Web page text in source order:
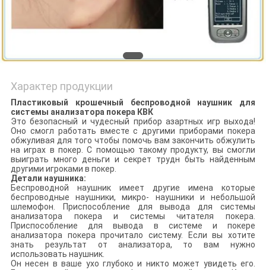
Характер продукции
Пластиковый крошечный беспроводной наушник для
системы анализатора покера КВК
Это безопасный и чудесный прибор азартных игр выхода!
Оно смогл работать вместе с другими приборами покера
обжуливая для того чтобы помочь вам закончить обжулить
на играх в покер. С помощью такому продукту, вы смогли
выиграть много деньги и секрет трудн быть найденным
другими игроками в покер.
Детали наушника:
Беспроводной наушник имеет другие имена которые
беспроводные наушники, микро- наушники и небольшой
шлемофон. Приспособление для вывода для системы
анализатора покера и системы читателя покера.
Приспособление для вывода в системе и покере
анализатора покера прочитало систему. Если вы хотите
знать результат от анализатора, то вам нужно
использовать наушник.
Он несен в ваше ухо глубоко и никто может увидеть его.